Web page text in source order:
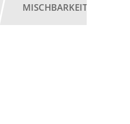
MISCHBARKEIT